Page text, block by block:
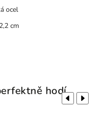
ocel
cm
hodí
Previous Next